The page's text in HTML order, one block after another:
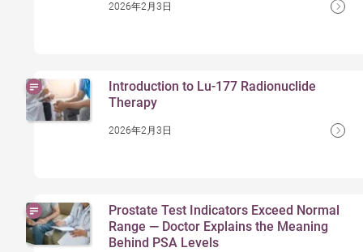
2026年2月3日
Introduction to Lu-177 Radionuclide
Therapy
2026年2月3日
Prostate Test Indicators Exceed Normal
Range — Doctor Explains the Meaning
Behind PSA Levels